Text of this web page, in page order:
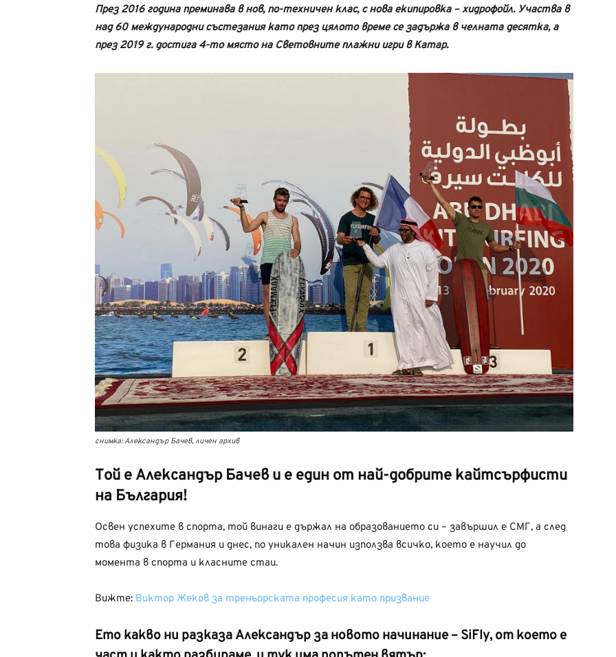
През 2016 година преминава в нов, по-техничен клас, с нова екипировка – хидрофойл. Участва в
над 60 международни състезания като през цялото време се задържа в челната десятка, а
през 2019 г. достига 4-то място на Световните плажни игри в Катар.
снимка: Александър Бачев, личен архив
Той е Александър Бачев и е един от най-добрите кайтсърфисти
на България!
Освен успехите в спорта, той винаги е държал на образованието си – завършил е СМГ, а след
това физика в Германия и днес, по уникален начин използва всичко, което е научил до
момента в спорта и класните стаи.
Вижте: Виктор Жеков за треньорската професия като призвание
Ето какво ни разказа Александър за новото начинание – SiFly, от което е